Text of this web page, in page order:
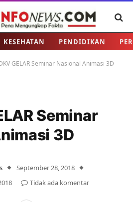
KESEHATAN PENDIDIKAN
GELAR Seminar Nasional Animasi 3D
Seminar
3D
September 28, 2018
Tidak ada komentar